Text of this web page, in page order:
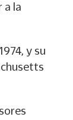
a la
y su